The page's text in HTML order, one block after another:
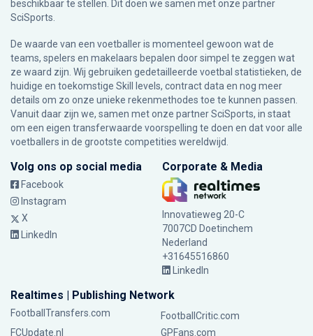
beschikbaar te stellen. Dit doen we samen met onze partner
SciSports
De waarde van een voetballer is momenteel gewoon wat de
teams, spelers en makelaars bepalen door simpel te zeggen wat
ze waard zijn. Wij gebruiken gedetailleerde voetbal statistieken, de
huidige en toekomstige Skill levels, contract data en nog meer
details om zo onze unieke rekenmethodes toe te kunnen passen.
Vanuit daar zijn we, samen met onze partner SciSports, in staat
om een eigen transferwaarde voorspelling te doen en dat voor alle
voetballers in de grootste competities wereldwijd.
Volg ons op social media
Facebook
Instagram
X
LinkedIn
Corporate & Media
Innovatieweg 20-C
7007CD Doetinchem
Nederland
+31645516860
LinkedIn
Realtimes | Publishing Network
FootballTransfers.com
FootballCritic.com
FCUpdate.nl
GPFans.com